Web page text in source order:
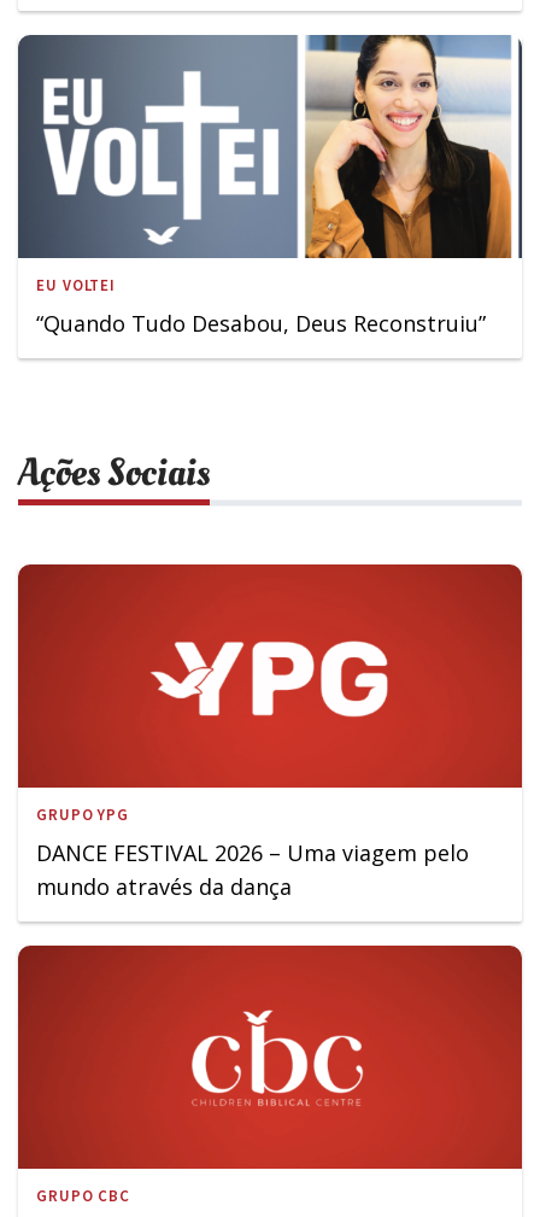
EU VOLTEI
“Quando Tudo Desabou, Deus Reconstruiu”
Ações Sociais
GRUPO YPG
DANCE FESTIVAL 2026 – Uma viagem pelo
mundo através da dança
GRUPO CBC